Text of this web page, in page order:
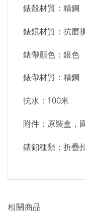
錶殼材質：精鋼
錶鏡材質：抗磨
錶帶顏色：銀色
錶帶材質：精鋼
抗水：100米
附件：原裝盒，
錶釦種類：折疊
相關商品